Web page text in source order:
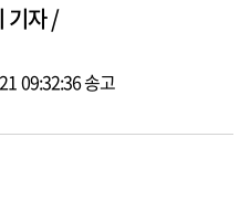
기자 /
09:32:36 송고